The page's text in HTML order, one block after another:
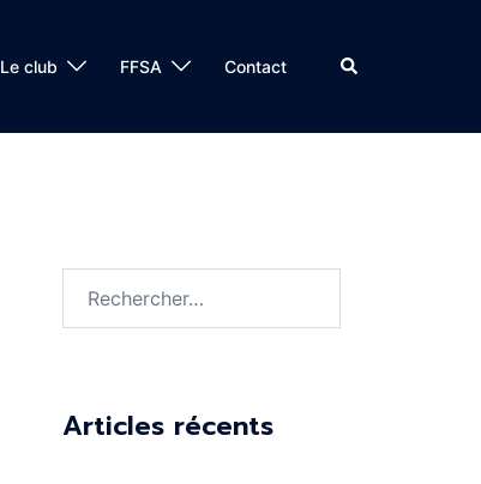
Le club FFSA Contact Rechercher
Articles récents